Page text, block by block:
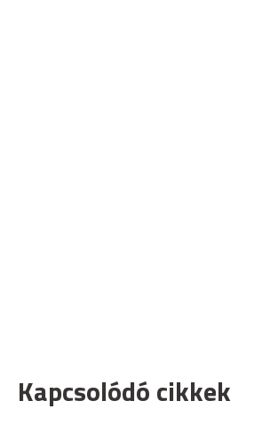
Kapcsolódó cikkek